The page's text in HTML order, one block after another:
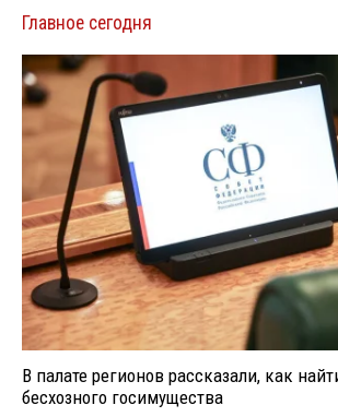
Главное сегодня
В палате регионов рассказали, как
бесхозного госимущества